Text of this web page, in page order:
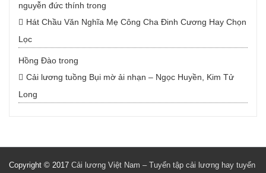
nguyễn đức thính trong
Hát Chầu Văn Nghĩa Mẹ Công Cha Đinh Cương Hay Chọn
Lọc
Hồng Đào trong
Cải lương tuồng Bụi mờ ải nhạn – Ngọc Huyền, Kim Tử
Long
Copyright © 2017 Cải lương Việt Nam – Tuyển tập cải lương hay tuyển